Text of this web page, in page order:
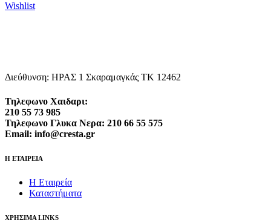
Wishlist
Διεύθυνση: ΗΡΑΣ 1 Σκαραμαγκάς ΤΚ 12462
Τηλεφωνο Χαιδαρι:
210 55 73 985
Τηλεφωνο Γλυκα Νερα: 210 66 55 575
Email: info@cresta.gr
Η ΕΤΑΙΡΕΙΑ
Η Εταιρεία
Καταστήματα
ΧΡΗΣΙΜΑ LINKS